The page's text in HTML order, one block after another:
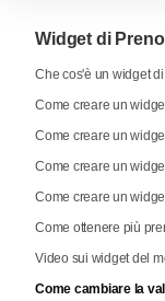
Widget di
Che cos'è un widget
Come creare un
Come creare un
Come creare un
Come creare un
Come ottenere più
Video sui widget del
Come cambiare la